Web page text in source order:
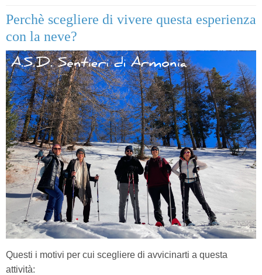
Perchè scegliere di vivere questa esperienza
con la neve?
Questi i motivi per cui scegliere di avvicinarti a questa
attività: